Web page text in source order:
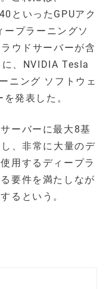
といったGPUアク
プラーニングソ
ウドサーバーが含
、NVIDIA Tesla
ニング ソフトウェ
発表した。
ーバーに最大8基
、非常に大量のデ
用するディープラ
要件を満たしなが
るという。